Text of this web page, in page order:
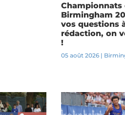
Championnats
Birmingham
vos questions
rédaction, on
!
05 août 2026 |